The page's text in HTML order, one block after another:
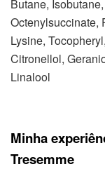
Butane,
Octenylsuccinate,
Lysine,
Citronellol,
Linalool
Minha
Tresemme